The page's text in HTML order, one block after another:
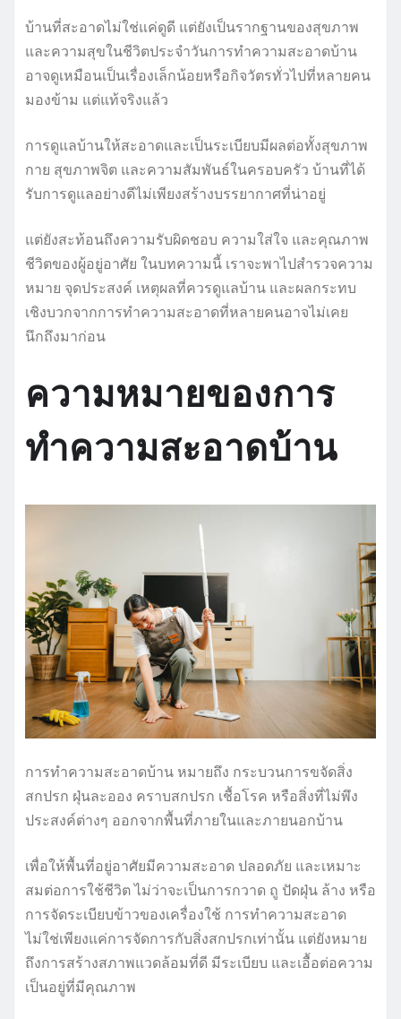
บ้านที่สะอาดไม่ใช่แค่ดูดี แต่ยังเป็นรากฐานของสุขภาพ
และความสุขในชีวิตประจำวันการทำความสะอาดบ้าน
อาจดูเหมือนเป็นเรื่องเล็กน้อยหรือกิจวัตรทั่วไปที่หลายคน
มองข้าม แต่แท้จริงแล้ว
การดูแลบ้านให้สะอาดและเป็นระเบียบมีผลต่อทั้งสุขภาพ
กาย สุขภาพจิต และความสัมพันธ์ในครอบครัว บ้านที่ได้
รับการดูแลอย่างดีไม่เพียงสร้างบรรยากาศที่น่าอยู่
แต่ยังสะท้อนถึงความรับผิดชอบ ความใส่ใจ และคุณภาพ
ชีวิตของผู้อยู่อาศัย ในบทความนี้ เราจะพาไปสำรวจความ
หมาย จุดประสงค์ เหตุผลที่ควรดูแลบ้าน และผลกระทบ
เชิงบวกจากการทำความสะอาดที่หลายคนอาจไม่เคย
นึกถึงมาก่อน
ความหมายของการ
ทำความสะอาดบ้าน
การทำความสะอาดบ้าน หมายถึง กระบวนการขจัดสิ่ง
สกปรก ฝุ่นละออง คราบสกปรก เชื้อโรค หรือสิ่งที่ไม่พึง
ประสงค์ต่างๆ ออกจากพื้นที่ภายในและภายนอกบ้าน
เพื่อให้พื้นที่อยู่อาศัยมีความสะอาด ปลอดภัย และเหมาะ
สมต่อการใช้ชีวิต ไม่ว่าจะเป็นการกวาด ถู ปัดฝุ่น ล้าง หรือ
การจัดระเบียบข้าวของเครื่องใช้ การทำความสะอาด
ไม่ใช่เพียงแค่การจัดการกับสิ่งสกปรกเท่านั้น แต่ยังหมาย
ถึงการสร้างสภาพแวดล้อมที่ดี มีระเบียบ และเอื้อต่อความ
เป็นอยู่ที่มีคุณภาพ